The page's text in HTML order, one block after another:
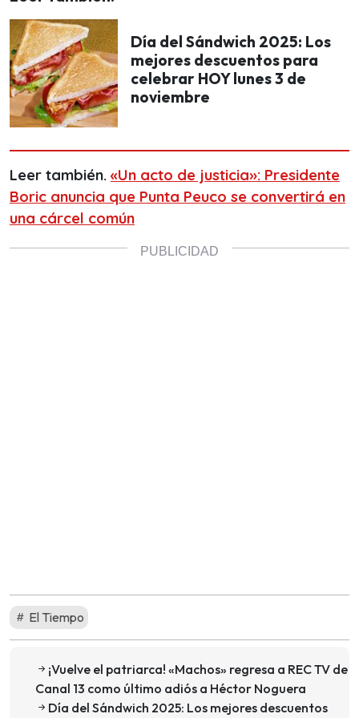
Día del Sándwich 2025: Los
mejores descuentos para
celebrar HOY lunes 3 de
noviembre
Leer también. «Un acto de justicia»: Presidente
Boric anuncia que Punta Peuco se convertirá en
una cárcel común
El Tiempo
¡Vuelve el patriarca! «Machos» regresa a REC TV de
Canal 13 como último adiós a Héctor Noguera
Día del Sándwich 2025: Los mejores descuentos